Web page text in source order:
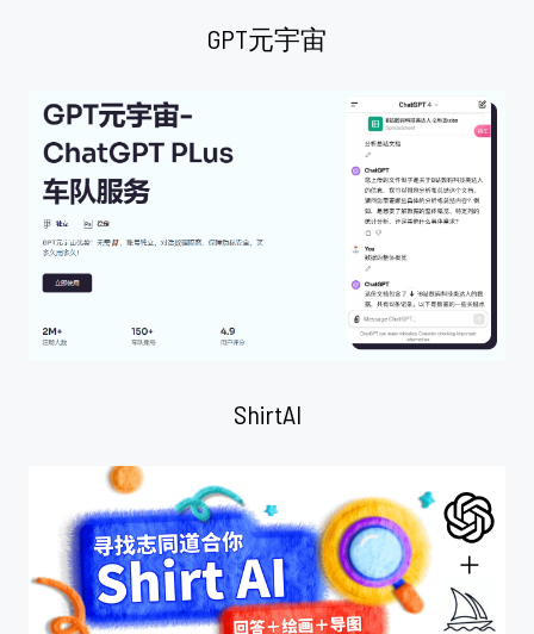
GPT元宇宙
ShirtAI